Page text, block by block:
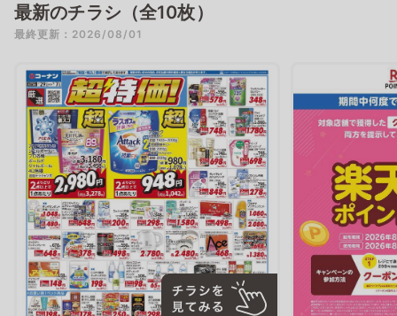
最新のチラシ（全10枚）
最終更新：2026/08/01